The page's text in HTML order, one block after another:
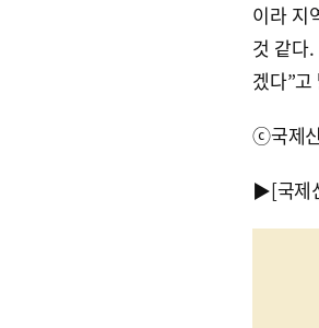
이라 지
것 같다
겠다”고
ⓒ국제
▶[국제